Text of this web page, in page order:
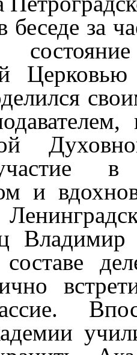
беседе за
в
и
Владимир